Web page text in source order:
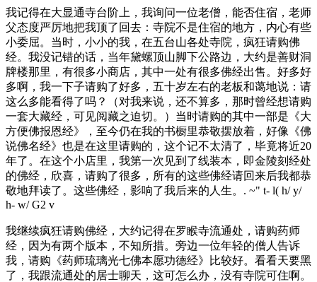
我记得在大显通寺台阶上，我询问一位老僧，能否住宿，老师
父态度严厉地把我顶了回去：寺院不是住宿的地方，内心有些
小委屈。当时，小小的我，在五台山各处寺院，疯狂请购佛
经。我没记错的话，当年黛螺顶山脚下公路边，大约是善财洞
牌楼那里，有很多小商店，其中一处有很多佛经出售。好多好
多啊，我一下子请购了好多，五十岁左右的老板和蔼地说：请
这么多能看得了吗？（对我来说，还不算多，那时曾经想请购
一套大藏经，可见阅藏之迫切。）当时请购的其中一部是《大
方便佛报恩经》，至今仍在我的书橱里恭敬摆放着，好像《佛
说佛名经》也是在这里请购的，这个记不太清了，毕竟将近20
年了。在这个小店里，我第一次见到了线装本，即金陵刻经处
的佛经，欣喜，请购了很多，所有的这些佛经请回来后我都恭
敬地拜读了。这些佛经，影响了我后来的人生。 . ~" t- l( h/ y/
h- w/ G2 v
我继续疯狂请购佛经，大约记得在罗睺寺流通处，请购药师
经，因为有两个版本，不知所措。旁边一位年轻的僧人告诉
我，请购《药师琉璃光七佛本愿功德经》比较好。看看天要黑
了，我跟流通处的居士聊天，这可怎么办，没有寺院可住啊。